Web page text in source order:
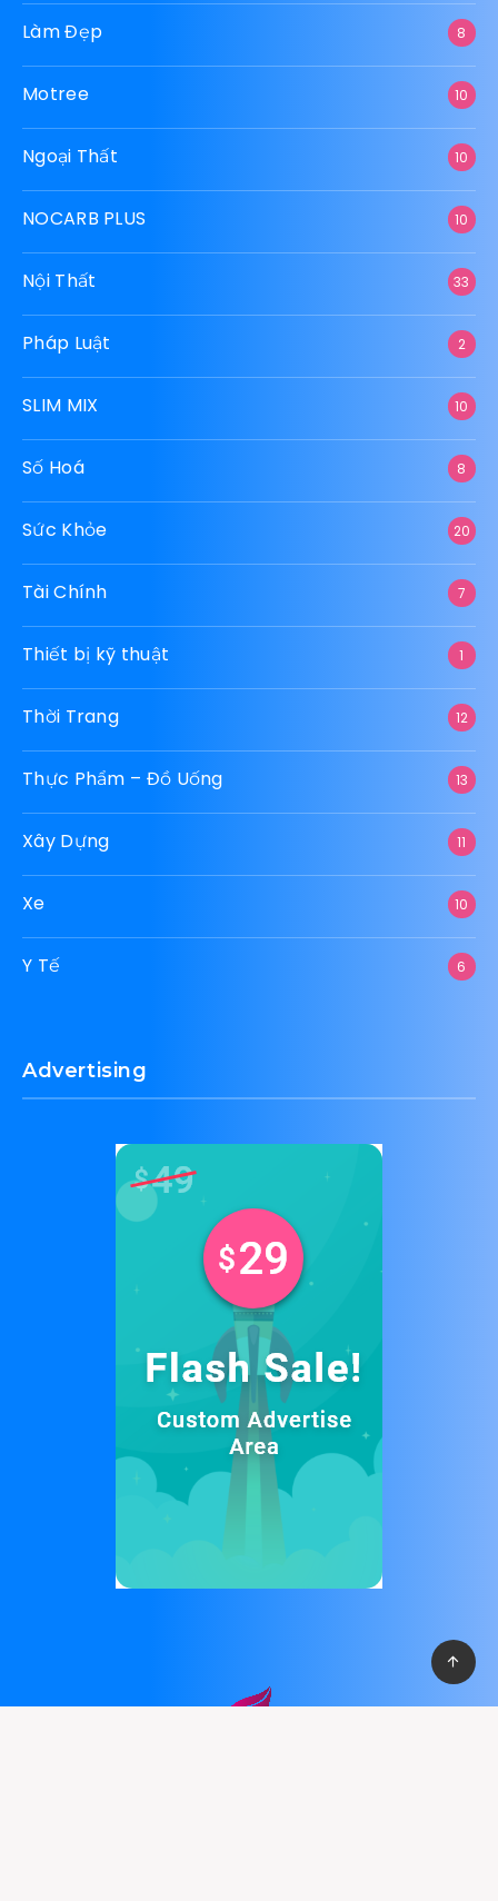
Làm Đẹp 8
Motree 10
Ngoại Thất 10
NOCARB PLUS 10
Nội Thất 33
Pháp Luật 2
SLIM MIX 10
Số Hoá 8
Sức Khỏe 20
Tài Chính 7
Thiết bị kỹ thuật 1
Thời Trang 12
Thực Phẩm – Đồ Uống 13
Xây Dựng 11
Xe 10
Y Tế 6
Advertising